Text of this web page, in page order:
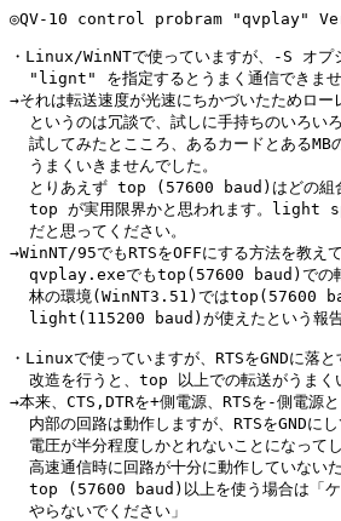
◎QV-10 control probram "qvplay"
・Linux/WinNTで使っていますが、-S オプ
"lignt" を指定するとうまく通信できませ
→それは転送速度が光速にちかづいたためロ
というのは冗談で、試しに手持ちのいろい
試してみたとこころ、あるカードとあるMB
  うまくいきませんでした。
とりあえず top (57600 baud)はどの組合
top が実用限界かと思われます。light
  だと思ってください。
→WinNT/95でもRTSをOFFにする方法を教え
qvplay.exeでもtop(57600 baud)での転
林の環境(WinNT3.51)ではtop(57600
light(115200 baud)が使えたという報告
・Linuxで使っていますが、RTSをGNDに落
改造を行うと、top 以上での転送がうまく
→本来、CTS,DTRを+側電源、RTSを-側電源
内部の回路は動作しますが、RTSをGNDにし
電圧が半分程度しかとれないことになってし
高速通信時に回路が十分に動作していない
top (57600 baud)以上を使う場合は「ケ
  やらないでください」